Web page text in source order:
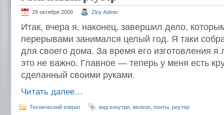
29 октября 2009 Zloy Admin
Итак, вчера я, наконец, завершил дело,
перерывами занимался целый год. Я таки
для своего дома. За время его изготовления я
это не важно. Главное — теперь у меня есть
сделанный своими руками.
Читать далее…
Технический изврат вид изнутри железо понты роутер